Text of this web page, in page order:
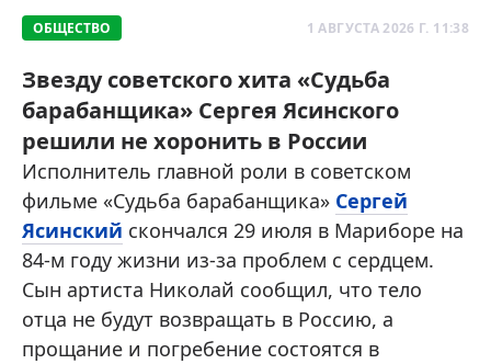
ОБЩЕСТВО 1 АВГУСТА 2026 Г. 11:38
Звезду советского хита «Судьба
барабанщика» Сергея Ясинского
решили не хоронить в России
Исполнитель главной роли в советском
фильме «Судьба барабанщика» Сергей
Ясинский скончался 29 июля в Мариборе на
84-м году жизни из-за проблем с сердцем.
Сын артиста Николай сообщил, что тело
отца не будут возвращать в Россию, а
прощание и погребение состоятся в